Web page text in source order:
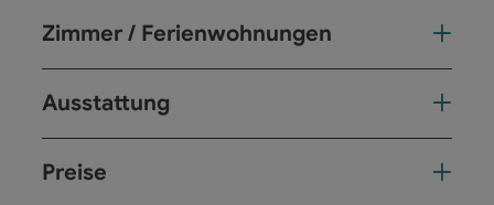
Zimmer / Ferienwohnungen
Ausstattung
Preise